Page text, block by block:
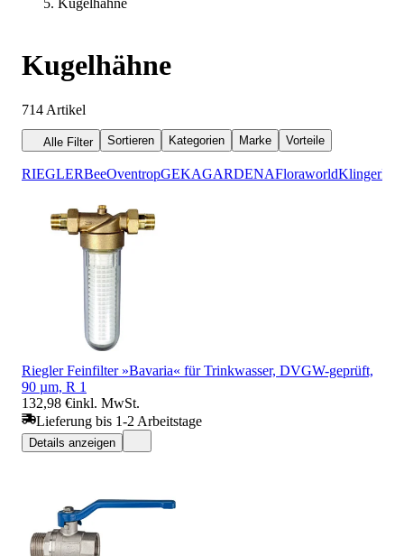
Kugelhähne
Kugelhähne
714 Artikel
Alle Filter Sortieren Kategorien Marke Vorteile
RIEGLERBeeOventropGEKAGARDENAFloraworldKlinger
Riegler Feinfilter »Bavaria« für Trinkwasser, DVGW-geprüft,
90 µm, R 1
132,98 €inkl. MwSt.
Lieferung bis 1-2 Arbeitstage
Details anzeigen